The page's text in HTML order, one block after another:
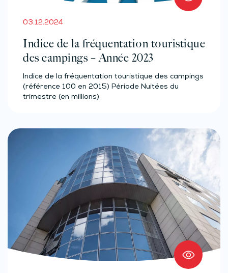
03.12.2024
Indice de la fréquentation touristique
des campings – Année 2023
Indice de la fréquentation touristique des campings
(référence 100 en 2015) Période Nuitées du
trimestre (en millions)